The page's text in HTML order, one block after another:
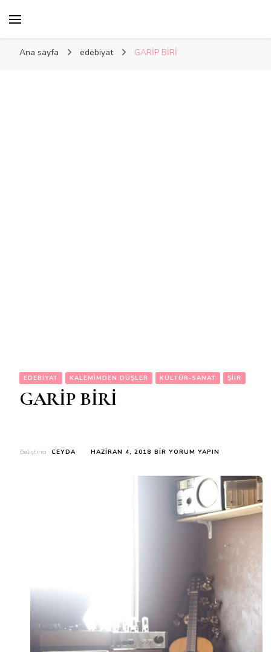
Ana sayfa edebiyat GARİP BİRİ
EDEBIYAT KALEMIMDEN DÜŞLER KÜLTÜR-SANAT ŞIIR
GARİP BİRİ
Geliştirici CEYDA HAZIRAN 4, 2018 GARİP
BIR YORUM YAPIN